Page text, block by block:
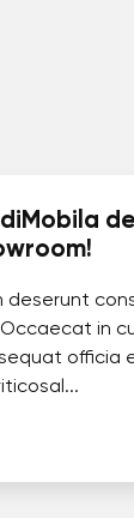
deserunt
in
officia